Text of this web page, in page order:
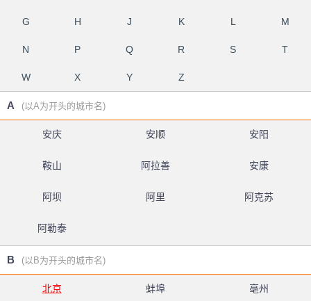
G H J K L M
N P Q R S T
W X Y Z
A (以A为开头的城市名)
安庆 安顺 安阳
鞍山 阿拉善 安康
阿坝 阿里 阿克苏
阿勒泰
B (以B为开头的城市名)
北京 蚌埠 亳州